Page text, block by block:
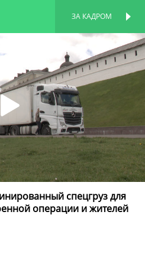
ЗА КАДРОМ
спецгруз для
операции и жителей
ПЕРСОНАЛЬНАЯ
СТРАНИЦА